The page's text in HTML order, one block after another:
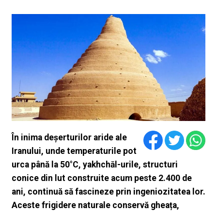
În inima deșerturilor aride ale
Iranului, unde temperaturile pot
urca până la 50°C, yakhchāl-urile, structuri
conice din lut construite acum peste 2.400 de
ani, continuă să fascineze prin ingeniozitatea lor.
Aceste frigidere naturale conservă gheața,